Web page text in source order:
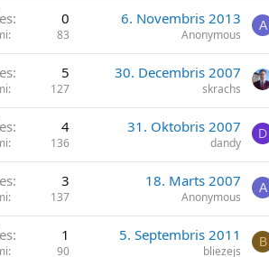
0
83
6. Novembris 2013
Anonymous
A
5
127
30. Decembris 2007
skrachs
4
136
31. Oktobris 2007
dandy
D
3
137
18. Marts 2007
Anonymous
A
1
90
5. Septembris 2011
bliezejs
B